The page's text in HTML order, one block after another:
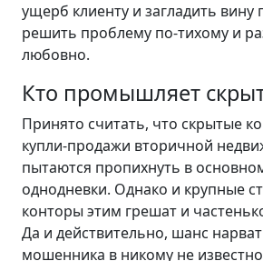
ущерб клиенту и загладить вину
решить проблему по-тихому и
любовно.
Кто промышляет
Принято считать, что скрытые
купли-продажи вторичной
пытаются пропихнуть в
однодневки. Однако и крупные
конторы этим грешат и
Да и действительно, шанс
мошенника в никому не